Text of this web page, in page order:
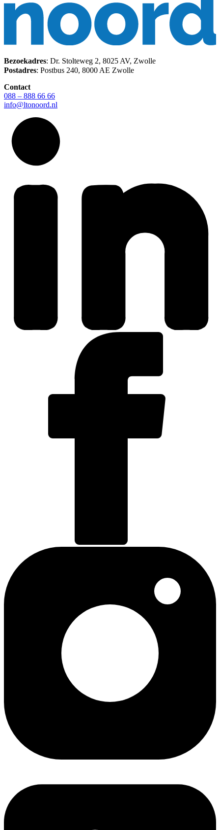
Bezoekadres: Dr. Stolteweg 2, 8025 AV, Zwolle
Postadres: Postbus 240, 8000 AE Zwolle
Contact
088 – 888 66 66
info@ltonoord.nl